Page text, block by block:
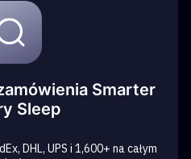
Smarter
Sleep
DHL, UPS i 1,600+ na całym